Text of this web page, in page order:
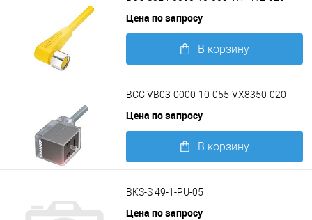
Цена по запросу
В корзину
BCC VB03-0000-10-055-VX8350-020
Цена по запросу
В корзину
BKS-S 49-1-PU-05
Цена по запросу